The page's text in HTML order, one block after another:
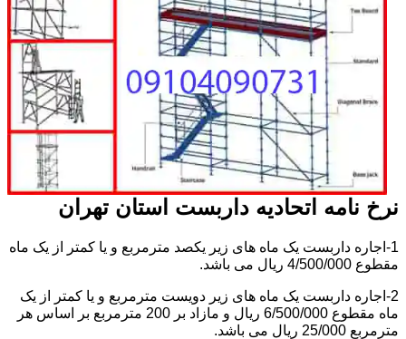
نرخ نامه اتحادیه داربست استان تهران
1-اجاره داربست یک ماه های زیر یکصد مترمربع و یا کمتر از یک ماه
مقطوع 4/500/000 ریال می باشد.
2-اجاره داربست یک ماه های زیر دویست مترمربع و یا کمتر از یک
ماه مقطوع 6/500/000 ریال و مازاد بر 200 مترمربع بر اساس هر
مترمربع 25/000 ریال می باشد.